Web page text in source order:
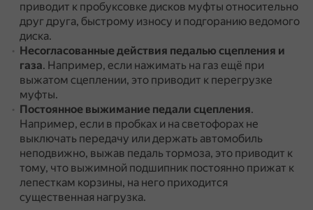
приводит к пробуксовке дисков муфты относительно
друг друга, быстрому износу и подгоранию ведомого
диска.
Несогласованные действия педалью сцепления и
газа. Например, если нажимать на газ ещё при
выжатом сцеплении, это приводит к перегрузке
муфты.
Постоянное выжимание педали сцепления.
Например, если в пробках и на светофорах не
выключать передачу или держать автомобиль
неподвижно, выжав педаль тормоза, это приводит к
тому, что выжимной подшипник постоянно прижат к
лепесткам корзины, на него приходится
существенная нагрузка.